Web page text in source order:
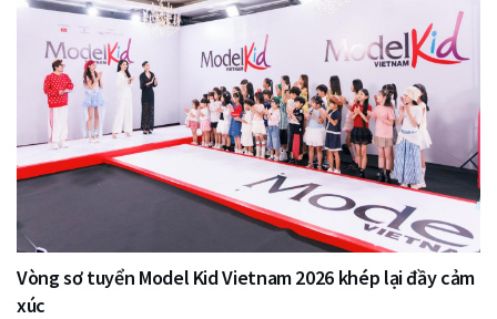
Vòng sơ tuyển Model Kid Vietnam 2026 khép lại đầy cảm
xúc